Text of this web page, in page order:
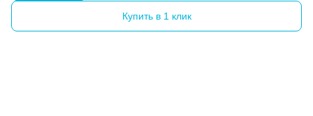
Купить в 1 клик